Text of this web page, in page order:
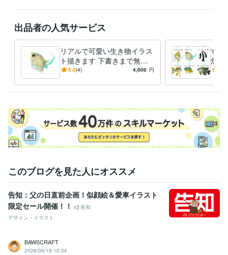
出品者の人気サービス
リアルで可愛い生き物イラス
ト描きます 下書きまで無料⭐︎
イメージにご納得いただいて
5.0(4) 4,000 円
すぐ
魚イ
イビ
このブログを見た人にオススメ
告知：父の日直前企画！似顔絵＆愛車イラスト
限定セール開催！！
告知
デザイン・イラスト
BAWSCRAFT
2026/06/18 10:04